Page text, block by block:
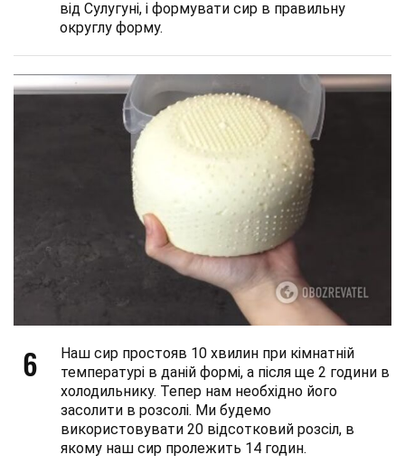
від Сулугуні, і формувати сир в правильну
округлу форму.
6
Наш сир простояв 10 хвилин при кімнатній
температурі в даній формі, а після ще 2 години в
холодильнику. Тепер нам необхідно його
засолити в розсолі. Ми будемо
використовувати 20 відсотковий розсіл, в
якому наш сир пролежить 14 годин.